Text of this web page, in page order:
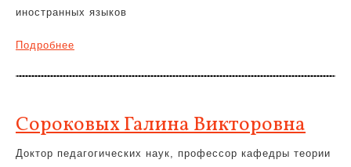
иностранных языков
Подробнее
Сороковых Галина Викторовна
Доктор педагогических наук, профессор кафедры теории